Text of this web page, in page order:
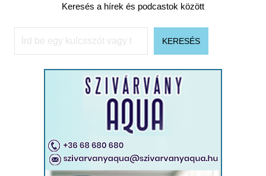
Keresés a hírek és podcastok között
Keresés
KERESÉS